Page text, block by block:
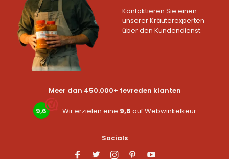
Kontaktieren Sie einen
unserer Kräuterexperten
über den Kundendienst.
Meer dan 450.000+ tevreden klanten
9,6 Wir erzielen eine 9,6 aufWebwinkelkeur
Socials